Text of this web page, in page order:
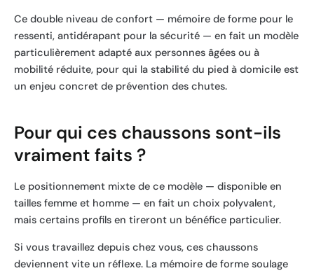
Ce double niveau de confort — mémoire de forme pour le
ressenti, antidérapant pour la sécurité — en fait un modèle
particulièrement adapté aux personnes âgées ou à
mobilité réduite, pour qui la stabilité du pied à domicile est
un enjeu concret de prévention des chutes.
Pour qui ces chaussons sont-ils
vraiment faits ?
Le positionnement mixte de ce modèle — disponible en
tailles femme et homme — en fait un choix polyvalent,
mais certains profils en tireront un bénéfice particulier.
Si vous travaillez depuis chez vous, ces chaussons
deviennent vite un réflexe. La mémoire de forme soulage